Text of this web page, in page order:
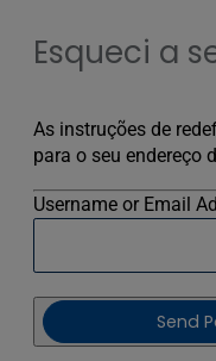
Esqueci a
As instruções de
para o seu endereço
Username or Email
Send